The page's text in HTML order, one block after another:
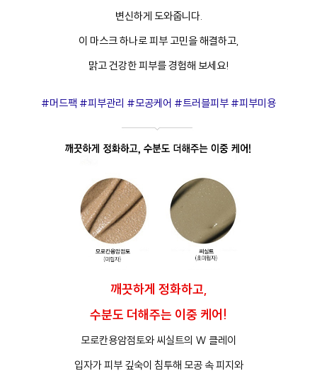
변신하게 도와줍니다.
이 마스크 하나로 피부 고민을 해결하고,
맑고 건강한 피부를 경험해 보세요!
#머드팩 #피부관리 #모공케어 #트러블피부 #피부미용
깨끗하게 정화하고,
수분도 더해주는 이중 케어!
모로칸용암점토와 씨실트의 W 클레이
입자가 피부 깊숙이 침투해 모공 속 피지와